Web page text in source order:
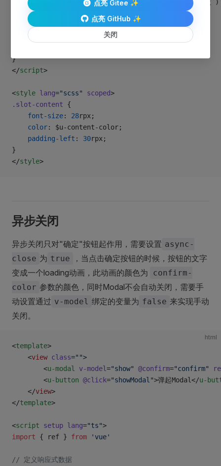
点亮 Gitee ✨
点亮 GitHub ✨
关闭
const
ref< string>(`空山新雨后<br>天气晚来秋` )
// 定义打开模态框的方法
const
}
</script>
<style lang="scss" scoped>
.slot-content {
	font-size
: 28rpx;
	color
: $u-content-color;
	padding-left
: 30rpx;
}
</style>
异步关闭
异步关闭只对"确定"按钮起作用，需要设置 async-
close 为 true
，当点击确定按钮的时候，按钮的文字
变成一个loading动画，此动画的颜色为
confirm-
color 参数的颜色，同时Modal不会自动关闭，需要手
动设置通过 v-model 绑定的变量为 false 来实现手动
关闭。
html
<template>
	<
view class="">
		<
u-modal v-model="show" @confirm="confirm"
		<
u-button @click="showModal">弹起Modal</u-
	</
view>
</template>
<script setup lang="ts">
import { ref } from 'vue'
// 定义响应式数据